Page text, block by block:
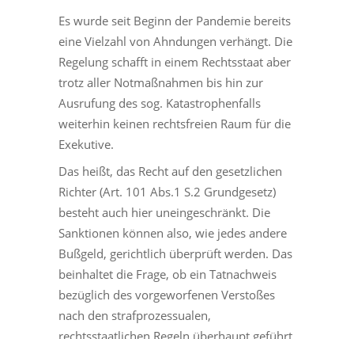
Es wurde seit Beginn der Pandemie bereits
eine Vielzahl von Ahndungen verhängt. Die
Regelung schafft in einem Rechtsstaat aber
trotz aller Notmaßnahmen bis hin zur
Ausrufung des sog. Katastrophenfalls
weiterhin keinen rechtsfreien Raum für die
Exekutive.
Das heißt, das Recht auf den gesetzlichen
Richter (Art. 101 Abs.1 S.2 Grundgesetz)
besteht auch hier uneingeschränkt. Die
Sanktionen können also, wie jedes andere
Bußgeld, gerichtlich überprüft werden. Das
beinhaltet die Frage, ob ein Tatnachweis
bezüglich des vorgeworfenen Verstoßes
nach den strafprozessualen,
rechtsstaatlichen Regeln überhaupt geführt